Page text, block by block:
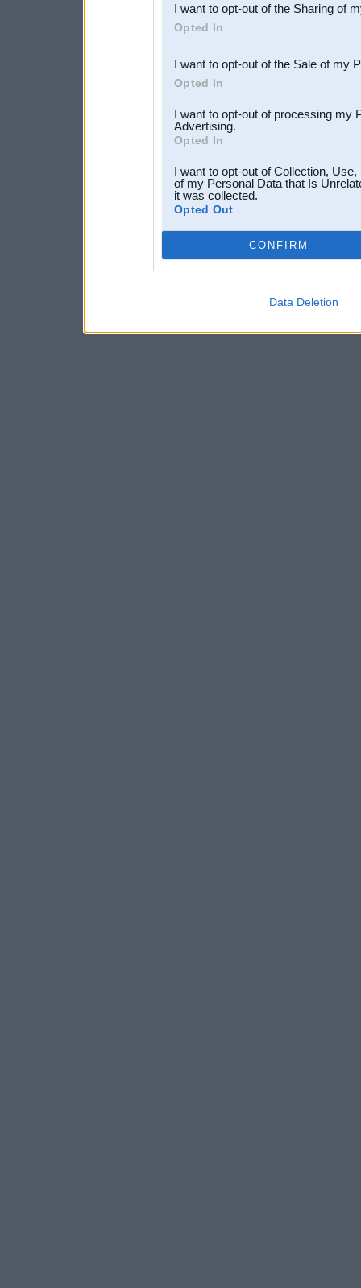
Downstream Participants
third parties.
I want to opt-out of the Sharing of
Opted In
I want to opt-out of the Sale of my
Opted In
I want to opt-out of processing my
Advertising.
Opted In
I want to opt-out of Collection,
of my Personal Data that Is
it was collected.
Opted Out
CONFIRM
Data Deletion